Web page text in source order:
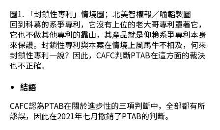
圖1. 「封鎖性專利」情境圖；北美智權報／喻韜製圖
回到科慕的系爭專利，它沒有上位的老大哥專利罩著它，
它也不做其他專利的靠山，其產品就是仰賴系爭專利本身
來保護。封鎖性專利與本案在情境上風馬牛不相及，何來
封鎖性專利一說？因此，CAFC判斷PTAB在這方面的裁決
也不正確。
結語
CAFC認為PTAB在關於進步性的三項判斷中，全部都有所
謬誤，因此在2021年七月撤銷了PTAB的判斷。